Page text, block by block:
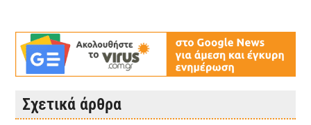
Σχετικά άρθρα